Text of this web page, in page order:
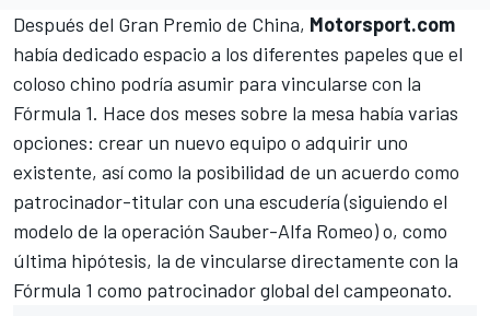
Después del Gran Premio de China, Motorsport.com
había dedicado espacio a los diferentes papeles que el
coloso chino podría asumir para vincularse con la
Fórmula 1. Hace dos meses sobre la mesa había varias
opciones: crear un nuevo equipo o adquirir uno
existente, así como la posibilidad de un acuerdo como
patrocinador-titular con una escudería (siguiendo el
modelo de la operación Sauber-Alfa Romeo) o, como
última hipótesis, la de vincularse directamente con la
Fórmula 1 como patrocinador global del campeonato.